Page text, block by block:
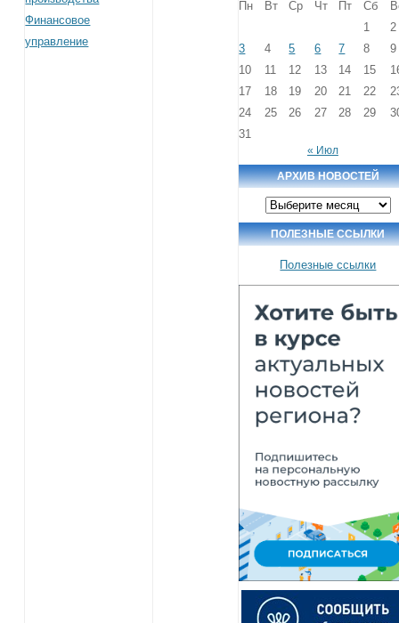
Финансовое
управление
Пн
Вт Ср Чт Пт Сб
1
2
3
4 5 6 7 8
9
10
11 12 13 14 15
17
18 19 20 21 22
24
25 26 27 28 29
31
« Июл
АРХИВ НОВОСТЕЙ
Архив
новостей
ПОЛЕЗНЫЕ ССЫЛКИ
Полезные ссылки